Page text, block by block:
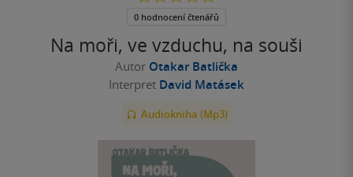
Na moři, ve vzduchu, na souši
Autor Otakar Batlička
Interpret David Matásek
Audiokniha (Mp3)
5
0 hodnocení čtenářů